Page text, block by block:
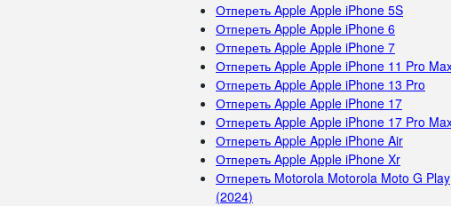
Отпереть Apple Apple iPhone 5S
Отпереть Apple Apple iPhone 6
Отпереть Apple Apple iPhone 7
Отпереть Apple Apple iPhone 11 Pro
Отпереть Apple Apple iPhone 13 Pro
Отпереть Apple Apple iPhone 17
Отпереть Apple Apple iPhone 17 Pro
Отпереть Apple Apple iPhone Air
Отпереть Apple Apple iPhone Xr
Отпереть Motorola Motorola Moto G Play
(2024)